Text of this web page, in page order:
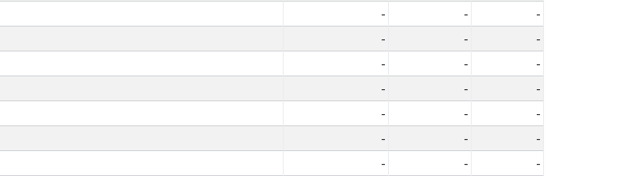
- -
-
- -
-
- -
-
- -
-
- -
-
- -
-
- -
-